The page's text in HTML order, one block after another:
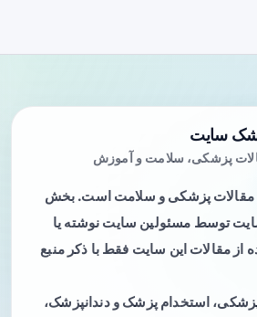
سایت
پزشکی، سلامت و آموزش
مقالات پزشکی و سلامت است. بخش
توسط مسئولین سایت نوشته یا
از مقالات این سایت فقط با ذکر منبع
استخدام پزشک و دندانپزشک،